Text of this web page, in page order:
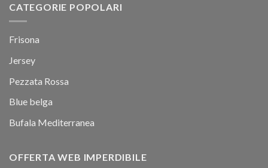
CATEGORIE POPOLARI
Frisona
Jersey
Pezzata Rossa
Blue belga
Bufala Mediterranea
OFFERTA WEB IMPERDIBILE